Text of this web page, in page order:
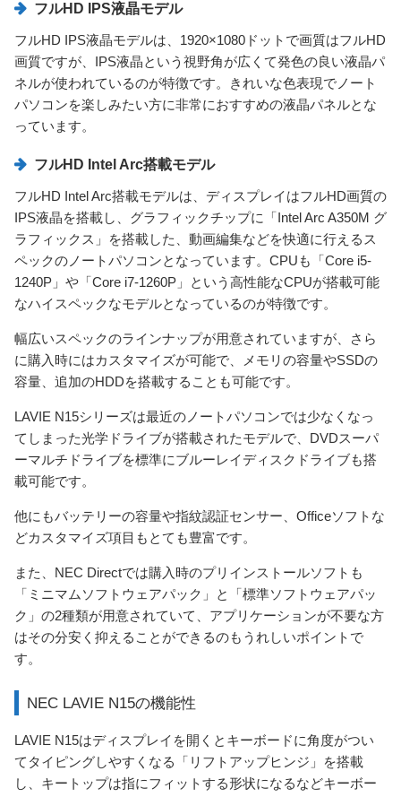
フルHD IPS液晶モデル
フルHD IPS液晶モデルは、1920×1080ドットで画質はフルHD
画質ですが、IPS液晶という視野角が広くて発色の良い液晶パ
ネルが使われているのが特徴です。きれいな色表現でノート
パソコンを楽しみたい方に非常におすすめの液晶パネルとな
っています。
フルHD Intel Arc搭載モデル
フルHD Intel Arc搭載モデルは、ディスプレイはフルHD画質の
IPS液晶を搭載し、グラフィックチップに「Intel Arc A350M グ
ラフィックス」を搭載した、動画編集などを快適に行えるス
ペックのノートパソコンとなっています。CPUも「Core i5-
1240P」や「Core i7-1260P」という高性能なCPUが搭載可能
なハイスペックなモデルとなっているのが特徴です。
幅広いスペックのラインナップが用意されていますが、さら
に購入時にはカスタマイズが可能で、メモリの容量やSSDの
容量、追加のHDDを搭載することも可能です。
LAVIE N15シリーズは最近のノートパソコンでは少なくなっ
てしまった光学ドライブが搭載されたモデルで、DVDスーパ
ーマルチドライブを標準にブルーレイディスクドライブも搭
載可能です。
他にもバッテリーの容量や指紋認証センサー、Officeソフトな
どカスタマイズ項目もとても豊富です。
また、NEC Directでは購入時のプリインストールソフトも
「ミニマムソフトウェアパック」と「標準ソフトウェアパッ
ク」の2種類が用意されていて、アプリケーションが不要な方
はその分安く抑えることができるのもうれしいポイントで
す。
NEC LAVIE N15の機能性
LAVIE N15はディスプレイを開くとキーボードに角度がつい
てタイピングしやすくなる「リフトアップヒンジ」を搭載
し、キートップは指にフィットする形状になるなどキーボー